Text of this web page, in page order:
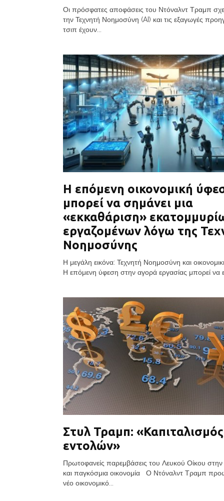
Οι πρόσφατες αποφάσεις του Ντόναλντ Τραμπ
την Τεχνητή Νοημοσύνη (AI) και τις εξαγωγές
τσιπ έχουν...
Η επόμενη οικονομική
μπορεί να σημάνει μια
«εκκαθάριση»
εργαζομένων λόγω της
Νοημοσύνης
Η μεγάλη εικόνα: Τεχνητή Νοημοσύνη και
Η επόμενη ύφεση στην αγορά εργασίας μπορεί να
Στυλ Τραμπ: «Καπιταλισμός
εντολών»
Πρωτοφανείς παρεμβάσεις του Λευκού Οίκου στην
και παγκόσμια οικονομία Ο Ντόναλντ Τραμπ
νέο οικονομικό...